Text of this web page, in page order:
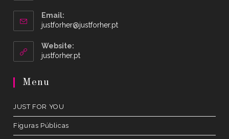
Email:
justforher@justforher.ptOpens
Website:
justforher.ptOpens
Menu
JUST FOR YOU
Figuras Públicas